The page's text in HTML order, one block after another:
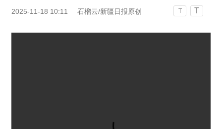
2025-11-18 10:11 石榴云/新疆日报原创 T T